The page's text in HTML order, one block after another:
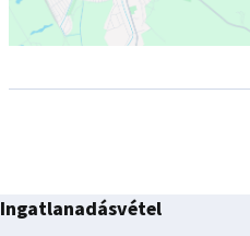
Ingatlanadásvétel